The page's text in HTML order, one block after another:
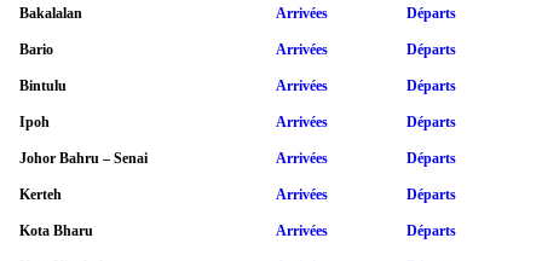
Bakalalan Arrivées Départs
Bario Arrivées Départs
Bintulu Arrivées Départs
Ipoh Arrivées Départs
Johor Bahru – Senai Arrivées Départs
Kerteh Arrivées Départs
Kota Bharu Arrivées Départs